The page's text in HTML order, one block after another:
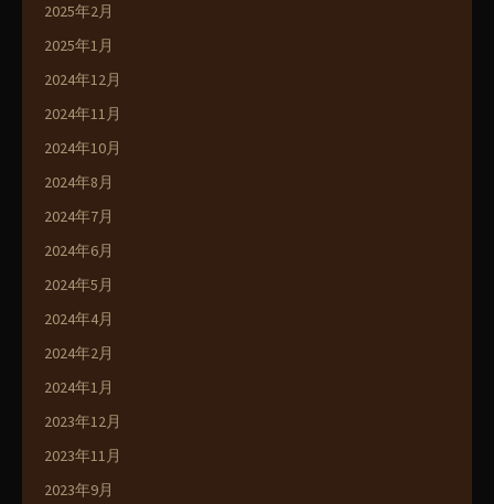
2025年2月
2025年1月
2024年12月
2024年11月
2024年10月
2024年8月
2024年7月
2024年6月
2024年5月
2024年4月
2024年2月
2024年1月
2023年12月
2023年11月
2023年9月